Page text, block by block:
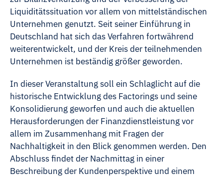
Liquiditätssituation vor allem von mittelständischen
Unternehmen genutzt. Seit seiner Einführung in
Deutschland hat sich das Verfahren fortwährend
weiterentwickelt, und der Kreis der teilnehmenden
Unternehmen ist beständig größer geworden.
In dieser Veranstaltung soll ein Schlaglicht auf die
historische Entwicklung des Factorings und seine
Konsolidierung geworfen und auch die aktuellen
Herausforderungen der Finanzdienstleistung vor
allem im Zusammenhang mit Fragen der
Nachhaltigkeit in den Blick genommen werden. Den
Abschluss findet der Nachmittag in einer
Beschreibung der Kundenperspektive und einem